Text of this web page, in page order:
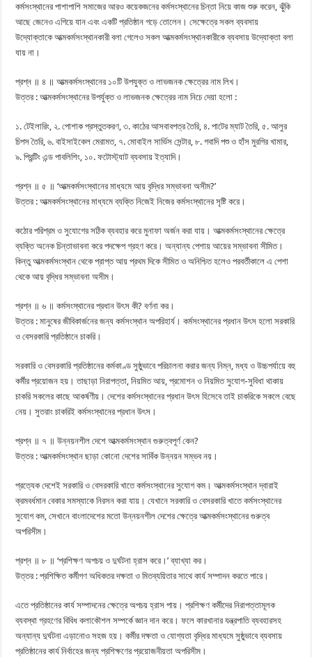
কর্মসংস্থানের পাশাপাশি সমাজের আরও কয়েকজনের কর্মসংস্থানের চিন্তা নিয়ে কাজ শুরু করেন, ঝুঁকি
আছে জেনেও এগিয়ে যান এবং একটি প্রতিষ্ঠান গড়ে তোলেন। সেক্ষেত্রে সকল ব্যবসায়
উদ্যোক্তাকে আত্মকর্মসংস্থানকারী বলা গেলেও সকল আত্মকর্মসংস্থানকারীকে ব্যবসায় উদ্যোক্তা বলা
যায় না।
প্রশ্ন ॥ ৪ ॥ আত্মকর্মসংস্থানের ১০টি উপযুক্ত ও লাভজনক ক্ষেত্রের নাম লিখ।
উত্তর : আত্মকর্মসংস্থানের উপর্যুক্ত ও লাভজনক ক্ষেত্রের নাম নিচে দেয়া হলো :
১. টেইলারিং, ২. পোশাক প্রস্তুতকরণ, ৩. কাঠের আসবাবপত্র তৈরি, ৪. পাটের ম্যাট তৈরি, ৫. আলুর
চিপস তৈরি, ৬. বাইসাইকেল মেরামত, ৭. মোবাইল সার্ভিস সেন্টার, ৮. গবাদি পশু ও হাঁস মুরগির খামার,
৯. প্রিন্টিং এন্ড পাবলিশিং, ১০. ফটোস্ট্যাট ব্যবসায় ইত্যাদি।
প্রশ্ন ॥ ৫ ॥ ‘আত্মকর্মসংস্থানের মাধ্যমে আয় বৃদ্ধির সম্ভাবনা অসীম?’
উত্তর : আত্মকর্মসংস্থানের মাধ্যমে ব্যক্তি নিজেই নিজের কর্মসংস্থানের সৃষ্টি করে।
কঠোর পরিশ্রম ও সুযোগের সঠিক ব্যবহার করে মুনাফা অর্জন করা যায়। আত্মকর্মসংস্থানের ক্ষেত্রে
ব্যক্তি অনেক চিন্তাভাবনা করে পদক্ষেপ গ্রহণ করে। অন্যান্য পেশায় আয়ের সম্ভাবনা সীমিত।
কিন্তু আত্মকর্মসংস্থান থেকে প্রাপ্ত আয় প্রথম দিকে সীমিত ও অনিশ্চিত হলেও পরবর্তীকালে এ পেশা
থেকে আয় বৃদ্ধির সম্ভাবনা অসীম।
প্রশ্ন ॥ ৬ ॥ কর্মসংস্থানের প্রধান উৎস কী? বর্ণনা কর।
উত্তর : মানুষের জীবিকার্জনের জন্য কর্মসংস্থান অপরিহার্য। কর্মসংস্থানের প্রধান উৎস হলো সরকারি
ও বেসরকারি প্রতিষ্ঠানে চাকরি।
সরকারি ও বেসরকারি প্রতিষ্ঠানের কর্মকাণ্ড সুষ্ঠুভাবে পরিচালনা করার জন্য নিম্ন, মধ্য ও উচ্চপর্যায়ে বহু
কর্মীর প্রয়োজন হয়। তাছাড়া নিরাপত্তা, নিয়মিত আয়, প্রমোশন ও নিয়মিত সুযোগ-সুবিধা থাকায়
চাকরি সকলের কাছে আকর্ষণীয়। দেশের কর্মসংস্থানের প্রধান উৎস হিসেবে তাই চাকরিকে সকলে বেছে
নেয়। সুতরাং চাকরিই কর্মসংস্থানের প্রধান উৎস।
প্রশ্ন ॥ ৭ ॥ উন্নয়নশীল দেশে আত্মকর্মসংস্থান গুরুত্বপূর্ণ কেন?
উত্তর : আত্মকর্মসংস্থান ছাড়া কোনো দেশের সার্বিক উন্নয়ন সম্ভব নয়।
প্রত্যেক দেশেই সরকারি ও বেসরকারি খাতে কর্মসংস্থানের সুযোগ কম। আত্মকর্মসংস্থান দ্বারাই
ক্রমবর্ধমান বেকার সমস্যাকে নিরসন করা যায়। যেখানে সরকারি ও বেসরকারি খাতে কর্মসংস্থানের
সুযোগ কম, সেখানে বাংলাদেশের মতো উন্নয়নশীল দেশের ক্ষেত্রে আত্মকর্মসংস্থানের গুরুত্ব
অপরিসীম।
প্রশ্ন ॥ ৮ ॥ ‘প্রশিক্ষণ অপচয় ও দুর্ঘটনা হ্রাস করে।’ ব্যাখ্যা কর।
উত্তর : প্রশিক্ষিত কর্মীগণ অধিকতর দক্ষতা ও মিতব্যয়িতার সাথে কার্য সম্পাদন করতে পারে।
এতে প্রতিষ্ঠানের কার্য সম্পাদনের ক্ষেত্রে অপচয় হ্রাস পায়। প্রশিক্ষণ কর্মীদের নিরাপত্তামূলক
ব্যবস্থা গ্রহণের বিবিধ কলাকৌশল সম্পর্কে জ্ঞান দান করে। ফলে কারখানার যন্ত্রপাতি ব্যবহারসহ
অন্যান্য দুর্ঘটনা এড়ানোও সহজ হয়। কর্মীর দক্ষতা ও যোগ্যতা বৃদ্ধির মাধ্যমে সুষ্ঠুভাবে ব্যবসায়
প্রতিষ্ঠানের কার্য নির্বাহের জন্য প্রশিক্ষণের প্রয়োজনীয়তা অপরিসীম।